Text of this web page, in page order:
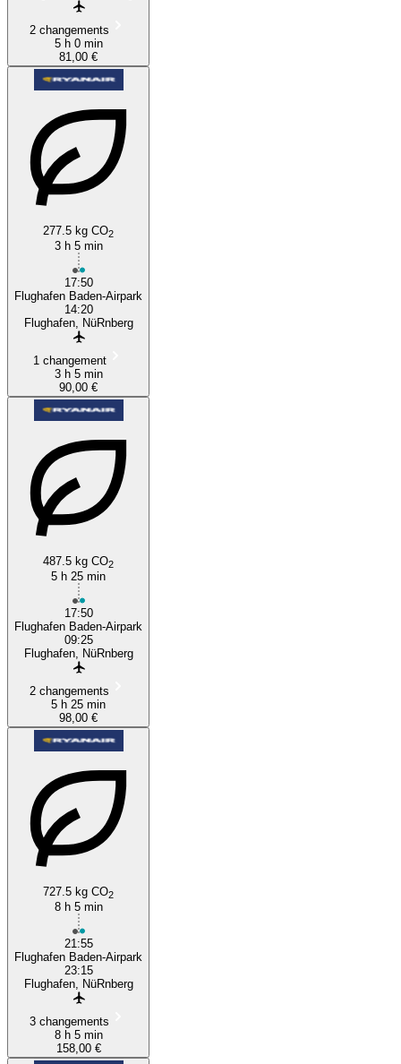
2 changements
5 h 0 min
81,00 €
277.5 kg CO2
3 h 5 min
17:50
Flughafen Baden-Airpark
14:20
Flughafen, NüRnberg
1 changement
3 h 5 min
90,00 €
487.5 kg CO2
5 h 25 min
17:50
Flughafen Baden-Airpark
09:25
Flughafen, NüRnberg
2 changements
5 h 25 min
98,00 €
727.5 kg CO2
8 h 5 min
21:55
Flughafen Baden-Airpark
23:15
Flughafen, NüRnberg
3 changements
8 h 5 min
158,00 €